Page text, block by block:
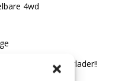
4wd
afkoppelbare voorlader!!